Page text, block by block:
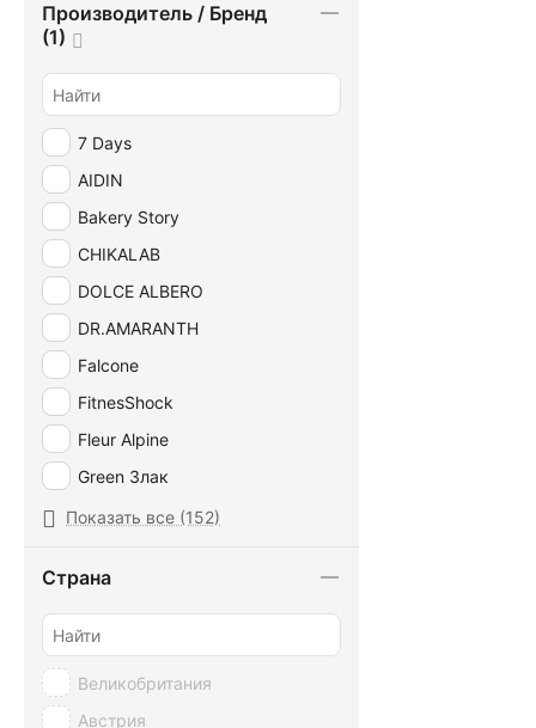
Производитель / Бренд
(1)
7 Days
AIDIN
Bakery Story
CHIKALAB
DOLCE ALBERO
DR.AMARANTH
Falcone
FitnesShock
Fleur Alpine
Green Злак
I dolci di montagna
Jacobsens Bakery
KREMBER
MAGIC GRAIN
Показать все (152)
Страна
Великобритания
Австрия